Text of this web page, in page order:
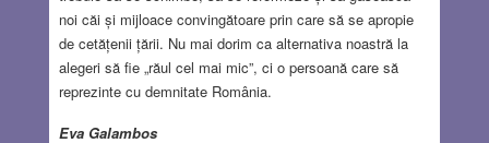
noi căi și mijloace convingătoare prin care să se apropie
de cetățenii țării. Nu mai dorim ca alternativa noastră la
alegeri să fie „răul cel mai mic”, ci o persoană care să
reprezinte cu demnitate România.
Eva Galambos